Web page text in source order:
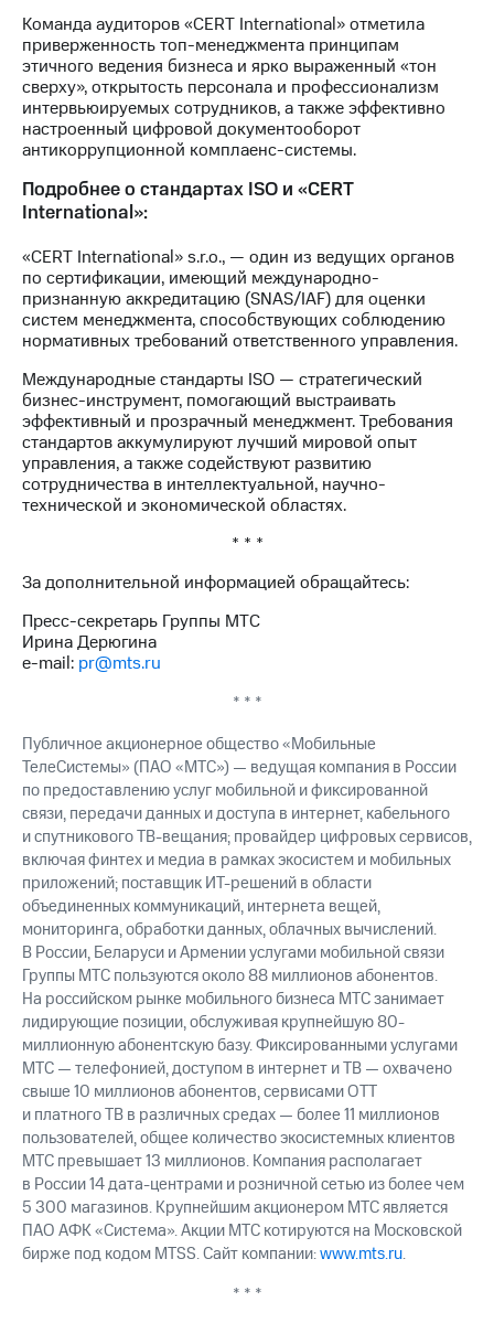
Собрания
акционеров
Личный
кабинет
акционера
Акционерный
капитал
и
аудит
акций
Описание
Программа
приобретения
выкупа
акций
Дивиденды
Рынок
облигаций
Описание
погашении
именных
облигаций
Другое
Контакты
развитие
деловая этика
На главную
Команда аудиторов «CERT International» отметила
приверженность топ-менеджмента принципам
этичного ведения бизнеса и ярко выраженный «тон
сверху», открытость персонала и профессионализм
интервьюируемых сотрудников, а также эффективно
настроенный цифровой документооборот
антикоррупционной комплаенс-системы.
Подробнее о стандартах ISO и «CERT
International»:
«CERT International» s.r.o., — один из ведущих органов
по сертификации, имеющий международно-
признанную аккредитацию (SNAS/IAF) для оценки
систем менеджмента, способствующих соблюдению
нормативных требований ответственного управления.
Международные стандарты ISO — стратегический
бизнес-инструмент, помогающий выстраивать
эффективный и прозрачный менеджмент. Требования
стандартов аккумулируют лучший мировой опыт
управления, а также содействуют развитию
сотрудничества в интеллектуальной, научно-
технической и экономической областях.
* * *
За дополнительной информацией обращайтесь:
Пресс-секретарь Группы МТС
Ирина Дерюгина
e-mail: pr@mts.ru
* * *
Публичное акционерное общество «Мобильные
ТелеСистемы» (ПАО «МТС») — ведущая компания в России
по предоставлению услуг мобильной и фиксированной
связи, передачи данных и доступа в интернет, кабельного
и спутникового ТВ-вещания; провайдер цифровых сервисов,
включая финтех и медиа в рамках экосистем и мобильных
приложений; поставщик ИТ-решений в области
объединенных коммуникаций, интернета вещей,
мониторинга, обработки данных, облачных вычислений.
В России, Беларуси и Армении услугами мобильной связи
Группы МТС пользуются около 88 миллионов абонентов.
На российском рынке мобильного бизнеса МТС занимает
лидирующие позиции, обслуживая крупнейшую 80-
миллионную абонентскую базу. Фиксированными услугами
МТС — телефонией, доступом в интернет и ТВ — охвачено
свыше 10 миллионов абонентов, сервисами OTT
и платного ТВ в различных средах — более 11 миллионов
пользователей, общее количество экосистемных клиентов
МТС превышает 13 миллионов. Компания располагает
в России 14 дата-центрами и розничной сетью из более чем
5 300 магазинов. Крупнейшим акционером МТС является
ПАО АФК «Система». Акции МТС котируются на Московской
бирже под кодом MTSS. Сайт компании:www.mts.ru.
* * *